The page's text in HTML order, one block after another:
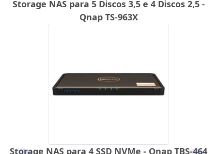
Storage NAS para 5 Discos 3,5 e 4 Discos 2,5 -
Qnap TS-963X
Storage NAS para 4 SSD NVMe - Qnap TBS-464